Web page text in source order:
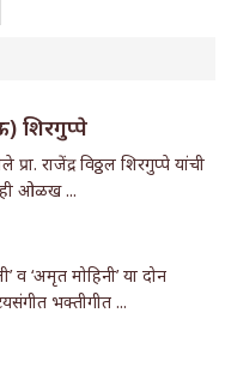
शिरगुप्पे
राजेंद्र विठ्ठल शिरगुप्पे यांची
ओळख ...
व ‘अमृत मोहिनी’ या दोन
भक्तीगीत ...